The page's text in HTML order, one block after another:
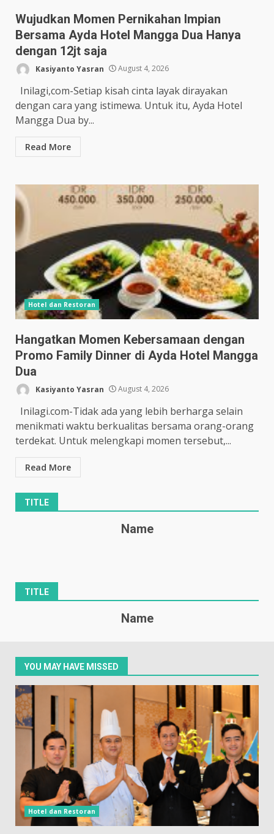
Wujudkan Momen Pernikahan Impian
Bersama Ayda Hotel Mangga Dua Hanya
dengan 12jt saja
Kasiyanto Yasran August 4, 2026
Inilagi,com-Setiap kisah cinta layak dirayakan
dengan cara yang istimewa. Untuk itu, Ayda Hotel
Mangga Dua by...
Read More
Hotel dan Restoran
Hangatkan Momen Kebersamaan dengan
Promo Family Dinner di Ayda Hotel Mangga
Dua
Kasiyanto Yasran August 4, 2026
Inilagi.com-Tidak ada yang lebih berharga selain
menikmati waktu berkualitas bersama orang-orang
terdekat. Untuk melengkapi momen tersebut,...
Read More
TITLE
Name
TITLE
Name
YOU MAY HAVE MISSED
Hotel dan Restoran